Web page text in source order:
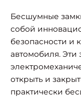
Бесшумные
собой
безопасности и
автомобиля.
открыть и
практически